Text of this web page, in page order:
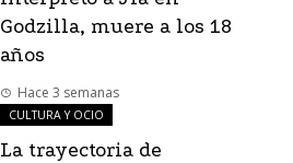
Godzilla, muere a los 18
años
Hace 3 semanas
CULTURA Y OCIO
La trayectoria de